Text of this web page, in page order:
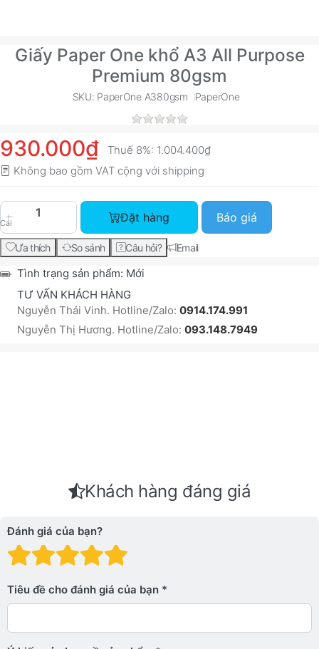
Giấy Paper One khổ A3 All Purpose
Premium 80gsm
SKU: PaperOne A380gsm PaperOne
930.000₫ Thuế 8%: 1.004.400₫
Không bao gồm VAT cộng với shipping
Cái
Giấy Paper One khổ A3 All Purpose Premium
Đặt hàng Báo giá
Ưa thích So sánh Câu hỏi? Email
Tình trạng sản phẩm: Mới
TƯ VẤN KHÁCH HÀNG
Nguyễn Thái Vinh. Hotline/Zalo: 0914.174.991
Nguyễn Thị Hương. Hotline/Zalo: 093.148.7949
Khách hàng đáng giá
Đánh giá của bạn?
Đánh giá: 4 trên 5
Đánh giá: 3 trên 5 sao.
Đánh giá: 2 trên 5 sao.
Đánh giá: 1 trên 5 sao. Xấu
Tiêu đề cho đánh giá của bạn